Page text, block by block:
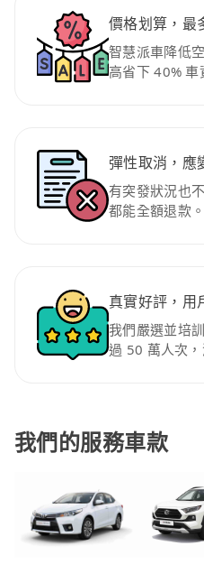
價格划算，最
智慧派車降低
高省下 40% 車
彈性取消，應
有突發狀況也
都能全額退款。
真實好評，用
我們嚴選並培
過 50 萬人次，
我們的服務車款